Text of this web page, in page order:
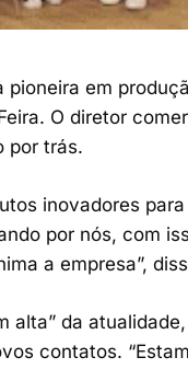
em
O diretor
por trás.
inovadores
por nós, com
a empresa”,
alta” da
contatos.